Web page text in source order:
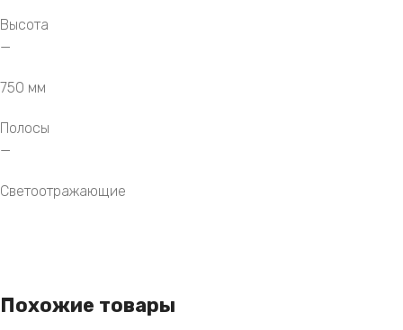
Высота
—
750 мм
Полосы
—
Светоотражающие
Похожие товары